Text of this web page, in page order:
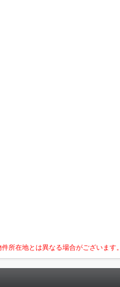
所在地とは異なる場合がございます。